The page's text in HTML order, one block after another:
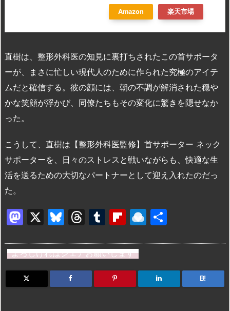
Amazon 楽天市場
直樹は、整形外科医の知見に裏打ちされたこの首サポータ
ーが、まさに忙しい現代人のために作られた究極のアイテ
ムだと確信する。彼の顔には、朝の不調が解消された穏や
かな笑顔が浮かび、同僚たちもその変化に驚きを隠せなか
った。
こうして、直樹は【整形外科医監修】首サポーター ネック
サポーターを、日々のストレスと戦いながらも、快適な生
活を送るための大切なパートナーとして迎え入れたのだっ
た。
M
st
o
d
X
Bl
e
s
k
T
e
a
d
T
m
bl
r
Fl
b
o
ar
R
n
dr
o
よろしければシェアお願いします
B!